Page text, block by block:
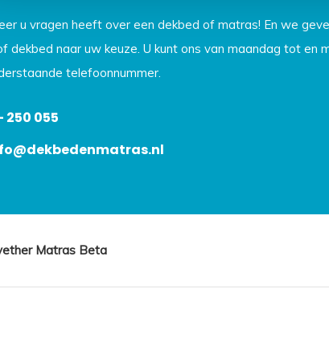
u vragen heeft over een dekbed of matras! En we
naar uw keuze. U kunt ons van maandag tot en
telefoonnummer.
250 055
Matras Beta